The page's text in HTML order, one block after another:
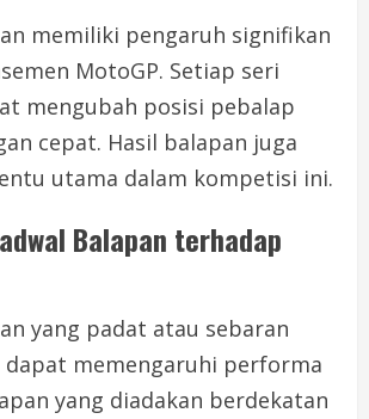
memiliki pengaruh signifikan
MotoGP. Setiap seri
mengubah posisi pebalap
cepat. Hasil balapan juga
utama dalam kompetisi ini.
Balapan terhadap
yang padat atau sebaran
dapat memengaruhi performa
yang diadakan berdekatan